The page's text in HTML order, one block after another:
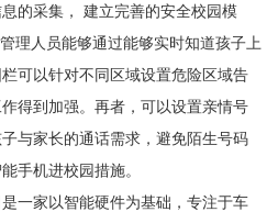
的采集， 建立完善的安全校园模
理人员能够通过能够实时知道孩子上
可以针对不同区域设置危险区域告
得到加强。再者，可以设置亲情号
与家长的通话需求，避免陌生号码
手机进校园措施。
一家以智能硬件为基础，专注于车